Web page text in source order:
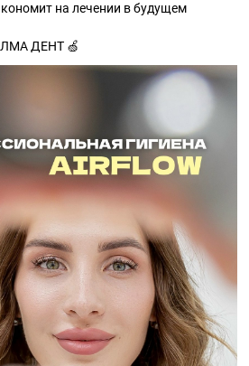
на лечении в будущем
ДЕНТ 🍏